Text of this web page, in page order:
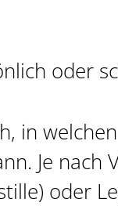
oder
in
Je nach
oder